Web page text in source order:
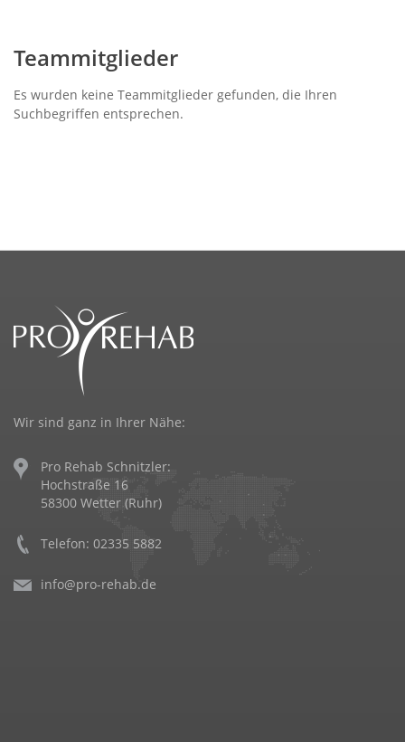
Teammitglieder
Es wurden keine Teammitglieder gefunden, die Ihren
Suchbegriffen entsprechen.
Wir sind ganz in Ihrer Nähe:
Pro Rehab Schnitzler:
Hochstraße 16
58300 Wetter (Ruhr)
Telefon: 02335 5882
info@pro-rehab.de